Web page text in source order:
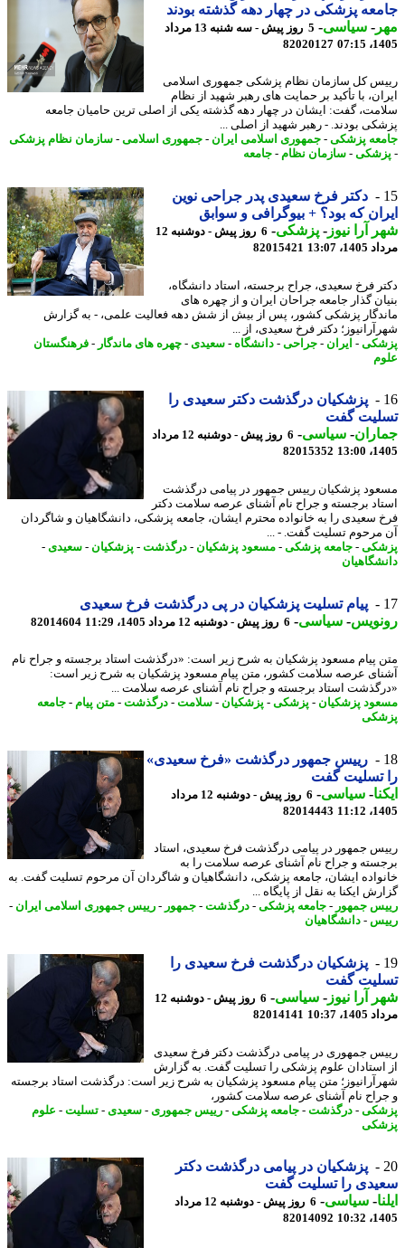
پزشکی در چهار دهه گذشته بودند
-سیاسی-
5 روز پیش - سه شنبه 13 مرداد
82020127
کل سازمان نظام پزشکی جمهوری اسلامی
با تأکید بر حمایت های رهبر شهید از نظام
گفت: ایشان در چهار دهه گذشته یکی از اصلی ترین حامیان جامعه
بودند. - رهبر شهید از اصلی ...
پزشکی-جمهوری اسلامی ایران - جمهوری اسلامی-سازمان نظام پزشکی
-سازمان نظام-جامعه
دکتر فرخ سعیدی پدر جراحی نوین
که بود؟ + بیوگرافی و سوابق
آرا نیوز-پزشکی-
6 روز پیش - دوشنبه 12
13:07
82015421
فرخ سعیدی، جراح برجسته، استاد دانشگاه،
گذار جامعه جراحان ایران و از چهره های
پزشکی کشور، پس از بیش از شش دهه فعالیت علمی، - به گزارش
دکتر فرخ سعیدی، از ...
-ایران - جراحی -دانشگاه-سعیدی-چهره های ماندگار-فرهنگستان
پزشکیان درگذشت دکتر سعیدی را
گفت
- سیاسی-
6 روز پیش - دوشنبه 12 مرداد
82015352
پزشکیان رییس جمهور در پیامی درگذشت
برجسته و جراح نام آشنای عرصه سلامت دکتر
سعیدی را به خانواده محترم ایشان، جامعه پزشکی، دانشگاهیان و شاگردان
تسلیت گفت. - ...
-جامعه پزشکی-مسعود پزشکیان-درگذشت-پزشکیان-سعیدی-
پیام تسلیت پزشکیان در پی درگذشت فرخ سعیدی
-سیاسی-6 روز پیش - دوشنبه 12 مرداد 1405، 11:29 82014604
پیام مسعود پزشکیان به شرح زیر است: «درگذشت استاد برجسته و جراح نام
عرصه سلامت کشور، متن پیام مسعود پزشکیان به شرح زیر است:
استاد برجسته و جراح نام آشنای عرصه سلامت ...
پزشکیان-پزشکی-پزشکیان-سلامت-درگذشت-متن پیام -جامعه
رییس جمهور درگذشت «فرخ سعیدی»
تسلیت گفت
-سیاسی-
6 روز پیش - دوشنبه 12 مرداد
82014443
جمهور در پیامی درگذشت فرخ سعیدی، استاد
و جراح نام آشنای عرصه سلامت را به
ایشان، جامعه پزشکی، دانشگاهیان و شاگردان آن مرحوم تسلیت گفت. به
ایکنا به نقل از پایگاه ...
جمهور-جامعه پزشکی-درگذشت-جمهور-رییس جمهوری اسلامی ایران -
-دانشگاهیان
پزشکیان درگذشت فرخ سعیدی را
گفت
آرا نیوز-سیاسی-
6 روز پیش - دوشنبه 12
10:37
82014141
جمهوری در پیامی درگذشت دکتر فرخ سعیدی
علوم پزشکی را تسلیت گفت. به گزارش
متن پیام مسعود پزشکیان به شرح زیر است: درگذشت استاد برجسته
نام آشنای عرصه سلامت کشور،
-درگذشت-جامعه پزشکی-رییس جمهوری- سعیدی-تسلیت-علوم
پزشکیان در پیامی درگذشت دکتر
را تسلیت گفت
-سیاسی-
6 روز پیش - دوشنبه 12 مرداد
82014092